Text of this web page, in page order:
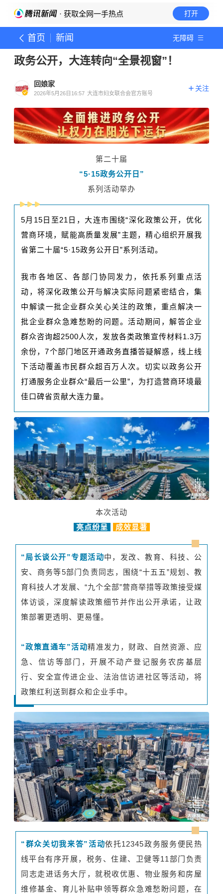
· 获取全网一手热点 打开
首页 新闻 无障碍
政务公开，大连转向“全景视窗”！
回娘家
2026年5月26日16:57 大连市妇女联合会官方账号
关注
第二十届
“5·15政务公开日”
系列活动举办
5月15日至21日，大连市围绕“深化政策公开，优化
营商环境，赋能高质量发展”主题，精心组织开展我
省第二十届“5·15政务公开日”系列活动。
我市各地区、各部门协同发力，依托系列重点活
动，将深化政策公开与解决实际问题紧密结合，集
中解读一批企业群众关心关注的政策，重点解决一
批企业群众急难愁盼的问题。活动期间，解答企业
群众咨询超2500人次，发放各类政策宣传材料1.3万
余份，7个部门地区开通政务直播答疑解惑，线上线
下活动覆盖市民群众超百万人次。切实以政务公开
打通服务企业群众“最后一公里”，为打造营商环境最
佳口碑省贡献大连力量。
本次活动
亮点纷呈
成效显著
“局长谈公开”专题活动中，发改、教育、科技、公
安、商务等5部门负责同志，围绕“十五五”规划、教
育科技人才发展、“九个全部”营商举措等政策接受媒
体访谈，深度解读政策细节并作出公开承诺，让政
策部署更透明、更易懂。
“政策直通车”活动精准发力，财政、自然资源、应
急、信访等部门，开展不动产登记服务农房基层
行、安全宣传进企业、法治信访进社区等活动，将
政策红利送到群众和企业手中。
“群众关切我来答”活动依托12345政务服务便民热
线平台有序开展，税务、住建、卫健等11部门负责
同志走进话务大厅，就税收优惠、物业服务和房屋
维修基金、育儿补贴申领等群众急难愁盼问题，在